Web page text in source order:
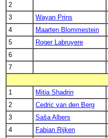
2
3
Wayan Prins
4
Maarten Blommestein
5
Roger Labruyere
6
7
1
Mitia Shadrin
2
Cedric van den Berg
3
Saša Albers
4
Fabian Rijken